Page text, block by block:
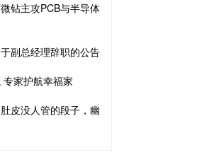
钻主攻PCB与半导体
副总经理辞职的公告
家护航幸福家
皮没人管的段子，幽